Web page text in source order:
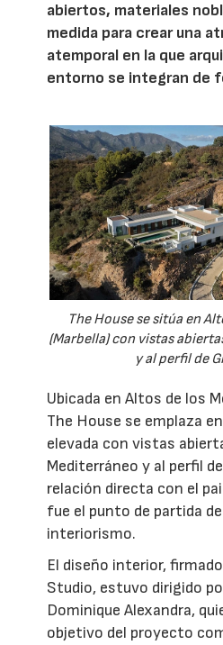
abiertos, materiales
medida para crear una
atemporal en la que
entorno se integran de
The House se sitúa en
(Marbella) con vistas
y al perfil de
Ubicada en Altos de los
The House se emplaza
elevada con vistas
Mediterráneo y al perfil
relación directa con el
fue el punto de partida
interiorismo.
El diseño interior,
Studio, estuvo dirigido
Dominique Alexandra,
objetivo del proyecto